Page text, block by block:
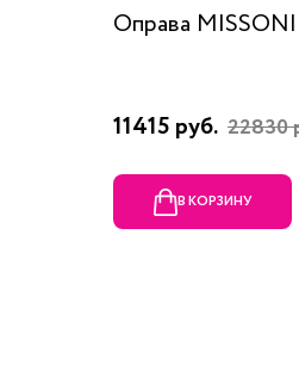
Оправа
11415 руб. 22830
В КОРЗИНУ